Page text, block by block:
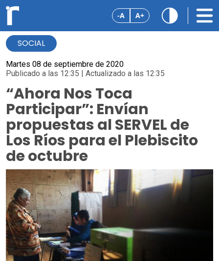
-A A+
SOCIAL
Martes 08 de septiembre de 2020
Publicado a las 12:35 | Actualizado a las 12:35
“Ahora Nos Toca
Participar”: Envían
propuestas al SERVEL de
Los Ríos para el Plebiscito
de octubre